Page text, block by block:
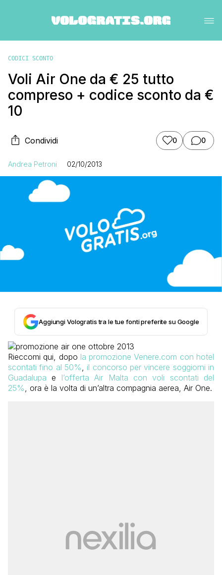
CODICI SCONTO
Voli Air One da € 25 tutto
compreso + codice sconto da €
10
Condividi 0 0
Andrea Petroni 02/10/2013
Aggiungi Vologratis tra le tue fonti preferite su Google
Rieccomi qui, dopo la promozione Venere.com con hotel
scontati fino al 50%, il concorso per vincere soggiorni in
Guadalupa e l’offerta Air Malta con voli scontati del
25%, ora è la volta di un’altra compagnia aerea, Air One.